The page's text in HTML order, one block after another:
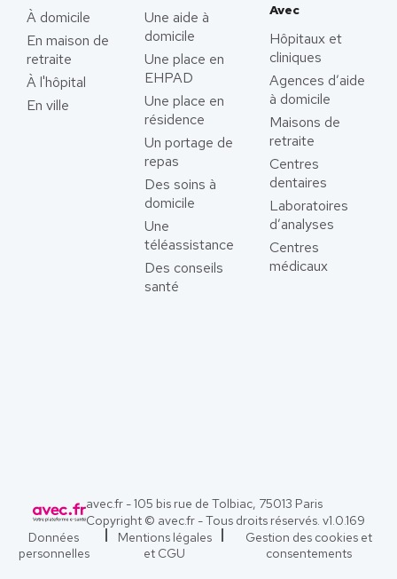
À domicile
En maison de
retraite
À l'hôpital
En ville
Une aide à
domicile
Une place en
EHPAD
Une place en
résidence
Un portage de
repas
Des soins à
domicile
Une
téléassistance
Des conseils
santé
Avec
Hôpitaux et
cliniques
Agences d’aide
à domicile
Maisons de
retraite
Centres
dentaires
Laboratoires
d’analyses
Centres
médicaux
avec.fr - 105 bis rue de Tolbiac, 75013 Paris
Copyright © avec.fr - Tous droits réservés. v1.0.169
Données
personnelles
Mentions légales
et CGU
Gestion des cookies et
consentements